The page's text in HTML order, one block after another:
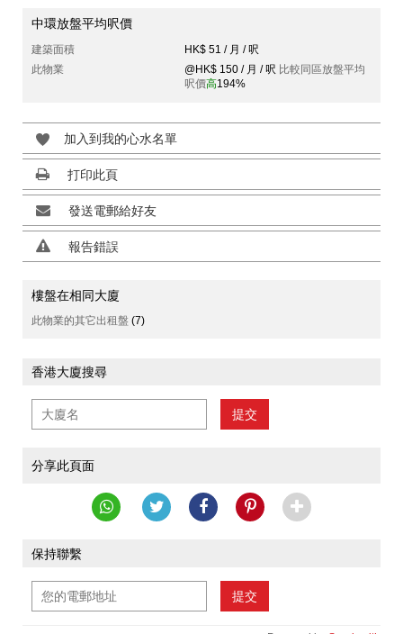
中環放盤平均呎價
建築面積
HK$ 51 / 月 / 呎
此物業
@HK$ 150 / 月 / 呎 比較同區放盤平均
呎價高194%
加入到我的心水名單
打印此頁
發送電郵給好友
報告錯誤
樓盤在相同大廈
此物業的其它出租盤 (7)
香港大廈搜尋
提交
分享此頁面
保持聯繫
提交